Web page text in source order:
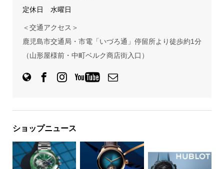
定休日 水曜日
＜交通アクセス＞
鹿児島市交通局・市電「いづろ通」停留所より徒歩約1分
（山形屋様前・中町ベルク商店街入口）
ショップニュース